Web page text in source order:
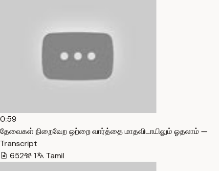
0:59
தேவைகள் நிறைவேற ஒற்றை வார்த்தை மாதவிடாயிலும் ஓதலாம் —
Transcript
652
1 Tamil